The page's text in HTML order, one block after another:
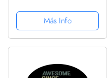
Diciembre 5 Años
Camiseta
Más Info